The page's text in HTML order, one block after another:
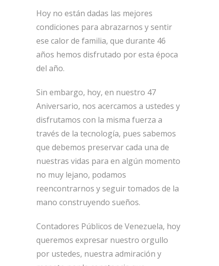
Hoy no están dadas las mejores
condiciones para abrazarnos y sentir
ese calor de familia, que durante 46
años hemos disfrutado por esta época
del año.
Sin embargo, hoy, en nuestro 47
Aniversario, nos acercamos a ustedes y
disfrutamos con la misma fuerza a
través de la tecnología, pues sabemos
que debemos preservar cada una de
nuestras vidas para en algún momento
no muy lejano, podamos
reencontrarnos y seguir tomados de la
mano construyendo sueños.
Contadores Públicos de Venezuela, hoy
queremos expresar nuestro orgullo
por ustedes, nuestra admiración y